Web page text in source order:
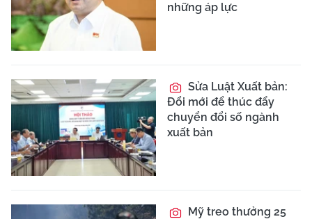
những áp lực
Sửa Luật Xuất bản:
Đổi mới để thúc đẩy
chuyển đổi số ngành
xuất bản
Mỹ treo thưởng 25